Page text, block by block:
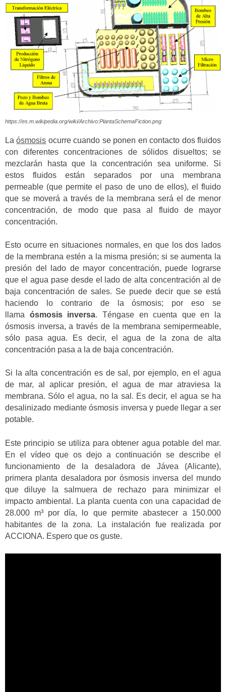
https://es.m.wikipedia.org/wiki/Archivo:PlantaSchemaFiction.png
Laósmosis ocurre cuando se ponen en contacto dos fluidos
con diferentes concentraciones de sólidos disueltos; se
mezclarán hasta que la concentración sea uniforme. Si
estos fluidos están separados por una membrana
permeable (que permite el paso de uno de ellos), el fluido
que se moverá a través de la membrana será el de menor
concentración, de modo que pasa al fluido de mayor
concentración.
Esto ocurre en situaciones normales, en que los dos lados
de la membrana estén a la misma presión; si se aumenta la
presión del lado de mayor concentración, puede lograrse
que el agua pase desde el lado de alta concentración al de
baja concentración de sales. Se puede decir que se está
haciendo lo contrario de la ósmosis; por eso se
llama ósmosis inversa. Téngase en cuenta que en la
ósmosis inversa, a través de la membrana semipermeable,
sólo pasa agua. Es decir, el agua de la zona de alta
concentración pasa a la de baja concentración.
Si la alta concentración es de sal, por ejemplo, en el agua
de mar, al aplicar presión, el agua de mar atraviesa la
membrana. Sólo el agua, no la sal. Es decir, el agua se ha
desalinizado mediante ósmosis inversa y puede llegar a ser
potable.
Este principio se utiliza para obtener agua potable del mar.
En el vídeo que os dejo a continuación se describe el
funcionamiento de la desaladora de Jávea (Alicante),
primera planta desaladora por ósmosis inversa del mundo
que diluye la salmuera de rechazo para minimizar el
impacto ambiental. La planta cuenta con una capacidad de
28.000 m³ por día, lo que permite abastecer a 150.000
habitantes de la zona. La instalación fue realizada por
ACCIONA. Espero que os guste.